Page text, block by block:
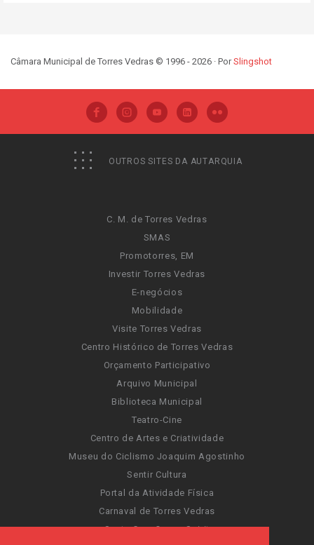
Câmara Municipal de Torres Vedras © 1996 - 2026 · PorSlingshot
OUTROS SITES DA AUTARQUIA
C. M. de Torres Vedras
SMAS
Promotorres, EM
Investir Torres Vedras
E-negócios
Mobilidade
Visite Torres Vedras
Centro Histórico de Torres Vedras
Orçamento Participativo
Arquivo Municipal
Biblioteca Municipal
Teatro-Cine
Centro de Artes e Criatividade
Museu do Ciclismo Joaquim Agostinho
Sentir Cultura
Portal da Atividade Física
Carnaval de Torres Vedras
Santa Cruz Ocean Spirit